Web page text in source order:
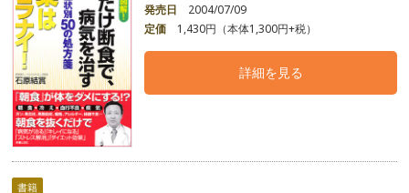
発売日
2004/07/09
定価
1,430円（本体1,300円+税）
詳細を見る
書籍